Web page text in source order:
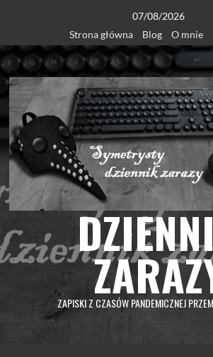
content
07/08/2026
Strona główna
Blog O mnie
ZAPISKI Z CZASÓW PANDEMICZNEJ